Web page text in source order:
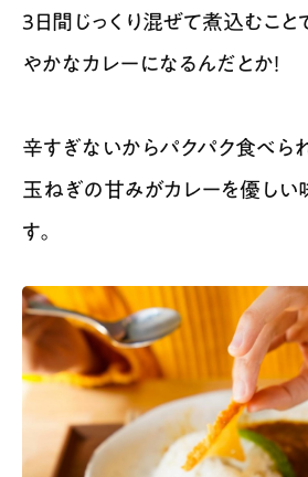
3日間じっくり混ぜて煮込むこと
やかなカレーになるんだとか！
辛すぎないからパクパク食べられ
玉ねぎの甘みがカレーを優しい
す。